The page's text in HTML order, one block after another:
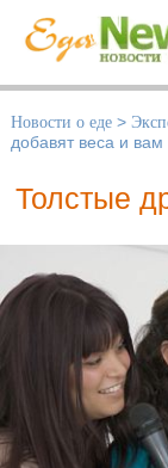
Новости о еде >
добавят веса и вам
Толстые